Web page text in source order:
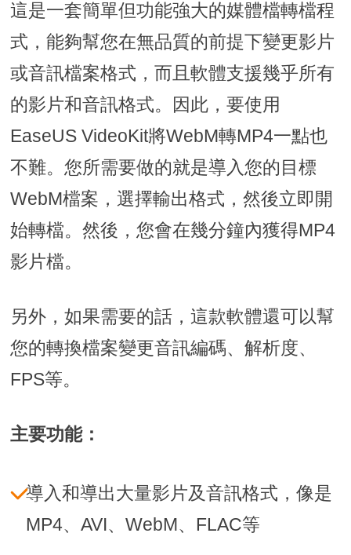
這是一套簡單但功能強大的媒體檔轉檔程
式，能夠幫您在無品質的前提下變更影片
或音訊檔案格式，而且軟體支援幾乎所有
的影片和音訊格式。因此，要使用
EaseUS VideoKit將WebM轉MP4一點也
不難。您所需要做的就是導入您的目標
WebM檔案，選擇輸出格式，然後立即開
始轉檔。然後，您會在幾分鐘內獲得MP4
影片檔。
另外，如果需要的話，這款軟體還可以幫
您的轉換檔案變更音訊編碼、解析度、
FPS等。
主要功能：
導入和導出大量影片及音訊格式，像是
MP4、AVI、WebM、FLAC等